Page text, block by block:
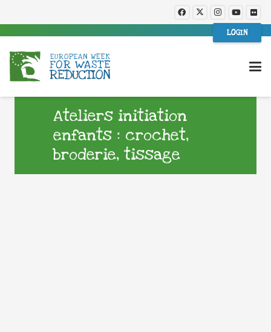
LOGIN
Ateliers initiation
enfants : crochet,
broderie, tissage